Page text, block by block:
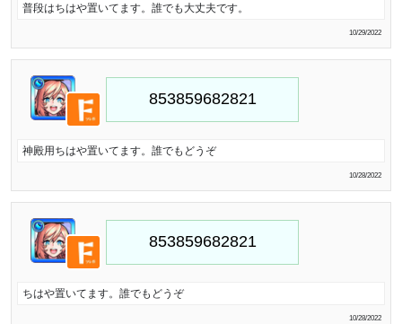
普段はちはや置いてます。誰でも大丈夫です。
10/29/2022
神殿用ちはや置いてます。誰でもどうぞ
10/28/2022
ちはや置いてます。誰でもどうぞ
10/28/2022